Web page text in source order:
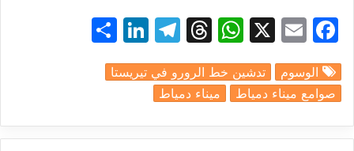
F
c
e
b
E
ai
l
X
W
at
s
A
T
e
a
d
T
e
gr
a
Li
k
dI
الوسوم
تدشين خط الرورو في تيريستا
صوامع ميناء دمياط
ميناء دمياط